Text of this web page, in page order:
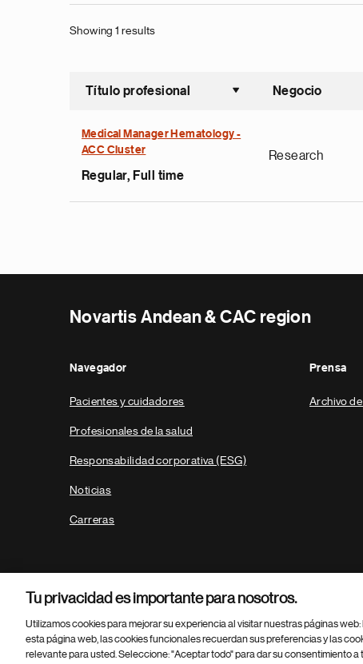
Showing 1 results
Título profesional
Ordenar
Negocio
Medical Manager Hematology -
ACC Cluster
Regular, Full time
Research
Novartis Andean & CAC region
Navegador
Pacientes y cuidadores
Profesionales de la salud
Responsabilidad corporativa (ESG)
Noticias
Carreras
Prensa
Archivo
Parte
© 2026 Novartis AG
Tu privacidad es importante para nosotros.
Utilizamos cookies para mejorar su experiencia al visitar nuestras páginas
esta página web, las cookies funcionales recuerdan sus preferencias y las
relevante para usted. Seleccione: "Aceptar todo" para dar su consentimiento